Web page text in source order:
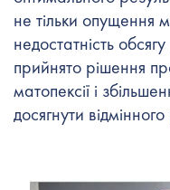
не тільки опущення
недостатність
прийнято рішення
матопексії і
досягнути